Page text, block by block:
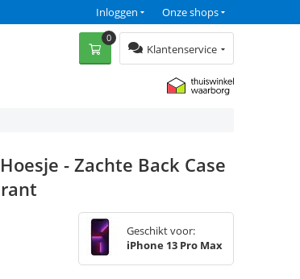
Onze shops
Inloggen
Klantenservice
0
- Zachte Back Case
Geschikt voor:
iPhone 13 Pro Max